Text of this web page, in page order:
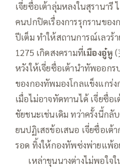
เจี่ยซื่อเต้าลุ่มหลงในสุรานารี
คนปกปิดเรื่องการรุกรานของ
ปีเต็ม ทำให้สถานการณ์เลวร้
1275 เกิดสงครามที่เมืองอู๋หู (
หวังให้เจี่ยซื่อเต้านำทัพออกร
ของกองทัพมองโกลแข็งแกร่
เมื่อไม่อาจทัดทานได้ เจี่ยซื่อ
ชัยชนะเช่นเดิม ทว่าครั้งนี้กลั
ยนปฏิเสธข้อเสนอ เจี่ยซื่อเต้
รอด ทิ้งให้กองทัพซ่งพ่ายแพ้อ
เหล่าขุนนางต่างไม่พอใจ